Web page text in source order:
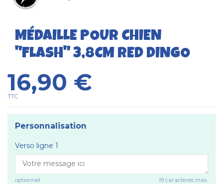
MÉDAILLE POUR CHIEN
"FLASH" 3,8CM RED DINGO
16,90 €
TTC
Personnalisation
Verso ligne 1
optionnel 19 caractères max.